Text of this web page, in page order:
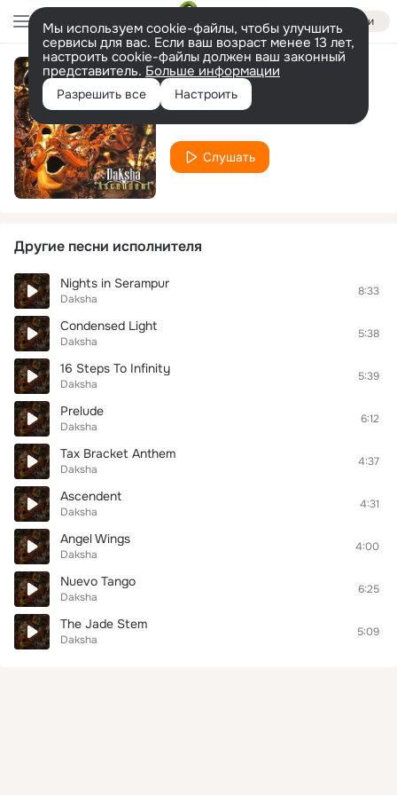
Войти
Мы используем cookie-файлы, чтобы улучшить
сервисы для вас. Если ваш возраст менее 13 лет,
настроить cookie-файлы должен ваш законный
представитель. Больше информации
Разрешить все Настроить
Drops of Grace
Слушать
Другие песни исполнителя
Nights in Serampur
Daksha
8:33
Condensed Light
Daksha
5:38
16 Steps To Infinity
Daksha
5:39
Prelude
Daksha
6:12
Tax Bracket Anthem
Daksha
4:37
Ascendent
Daksha
4:31
Angel Wings
Daksha
4:00
Nuevo Tango
Daksha
6:25
The Jade Stem
Daksha
5:09